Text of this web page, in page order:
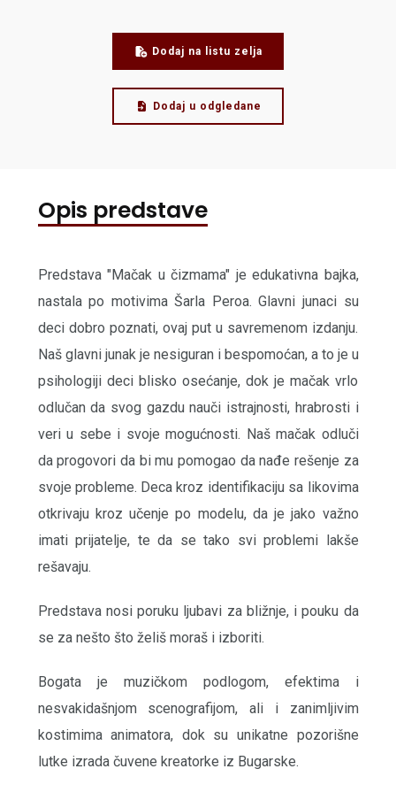
Dodaj na listu zelja
Dodaj u odgledane
Opis predstave
Predstava "Mačak u čizmama" je edukativna bajka,
nastala po motivima Šarla Peroa. Glavni junaci su
deci dobro poznati, ovaj put u savremenom izdanju.
Naš glavni junak je nesiguran i bespomoćan, a to je u
psihologiji deci blisko osećanje, dok je mačak vrlo
odlučan da svog gazdu nauči istrajnosti, hrabrosti i
veri u sebe i svoje mogućnosti. Naš mačak odluči
da progovori da bi mu pomogao da nađe rešenje za
svoje probleme. Deca kroz identifikaciju sa likovima
otkrivaju kroz učenje po modelu, da je jako važno
imati prijatelje, te da se tako svi problemi lakše
rešavaju.
Predstava nosi poruku ljubavi za bližnje, i pouku da
se za nešto što želiš moraš i izboriti.
Bogata je muzičkom podlogom, efektima i
nesvakidašnjom scenografijom, ali i zanimljivim
kostimima animatora, dok su unikatne pozorišne
lutke izrada čuvene kreatorke iz Bugarske.